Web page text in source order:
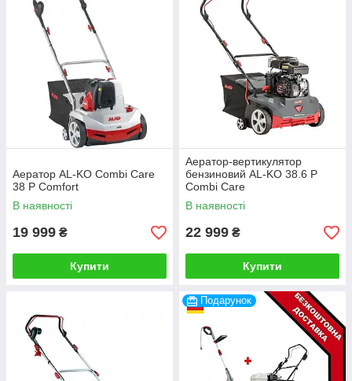
Аератор AL-KO Combi Care
38 P Comfort
В наявності
19 999 ₴
Купити
Аератор-вертикулятор
бензиновий AL-KO 38.6 P
Combi Care
В наявності
22 999 ₴
Купити
Подарунок